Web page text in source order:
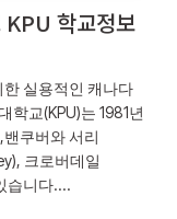
KPU 학교정보
실용적인 캐나다
학교(KPU)는 1981년
쿠버와 서리
크로버데일
습니다.…